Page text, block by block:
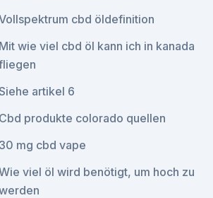
cbd öldefinition
Mit wie viel cbd öl kann ich in kanada
artikel 6
Cbd produkte colorado quellen
30 mg cbd vape
viel öl wird benötigt, um hoch zu